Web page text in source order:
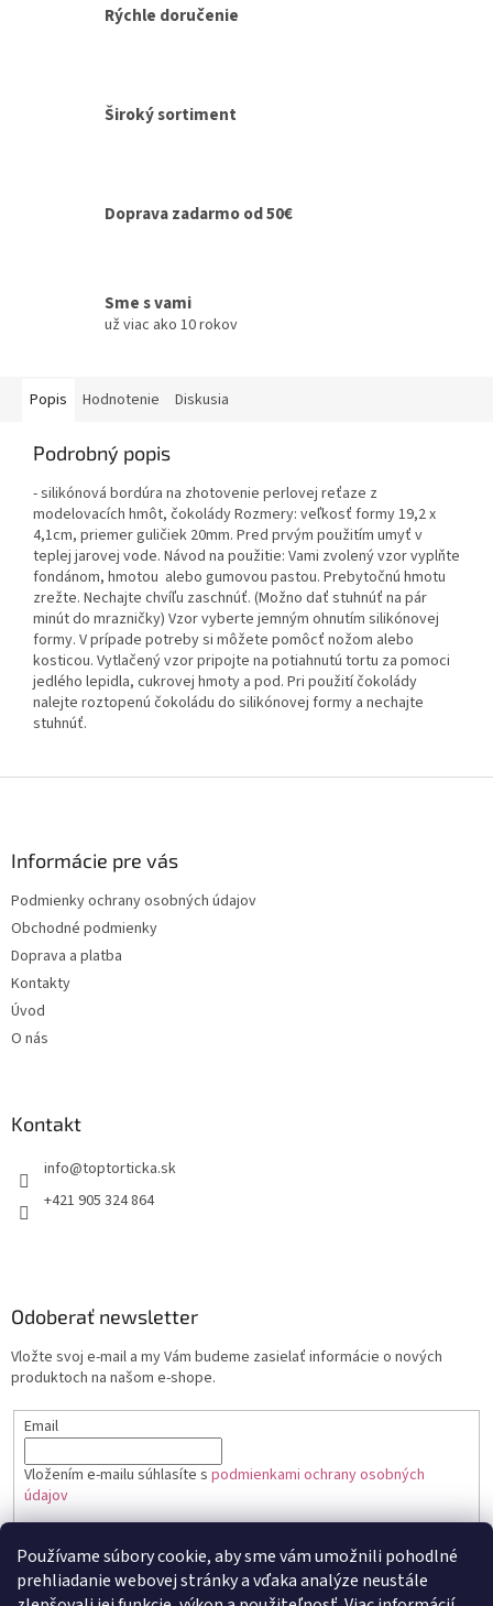
Používame súbory cookie, aby sme vám umožnili pohodlné
prehliadanie webovej stránky a vďaka analýze neustále
Rýchle doručenie
Široký sortiment
Doprava zadarmo od 50€
Sme s vami
už viac ako 10 rokov
Popis Hodnotenie Diskusia
Podrobný popis
- silikónová bordúra na zhotovenie perlovej reťaze z
modelovacích hmôt, čokolády Rozmery: veľkosť formy 19,2 x
4,1cm, priemer guličiek 20mm. Pred prvým použitím umyť v
teplej jarovej vode. Návod na použitie: Vami zvolený vzor vyplňte
fondánom, hmotou alebo gumovou pastou. Prebytočnú hmotu
zrežte. Nechajte chvíľu zaschnúť. (Možno dať stuhnúť na pár
minút do mrazničky) Vzor vyberte jemným ohnutím silikónovej
formy. V prípade potreby si môžete pomôcť nožom alebo
kosticou. Vytlačený vzor pripojte na potiahnutú tortu za pomoci
jedlého lepidla, cukrovej hmoty a pod. Pri použití čokolády
nalejte roztopenú čokoládu do silikónovej formy a nechajte
stuhnúť.
Informácie pre vás
Podmienky ochrany osobných údajov
Obchodné podmienky
Doprava a platba
Kontakty
Úvod
O nás
Kontakt
+421 905 324 864
Odoberať newsletter
Vložte svoj e-mail a my Vám budeme zasielať informácie o nových
produktoch na našom e-shope.
Email
Vložením e-mailu súhlasíte s podmienkami ochrany osobných
údajov
PRIHLÁSIŤ SA